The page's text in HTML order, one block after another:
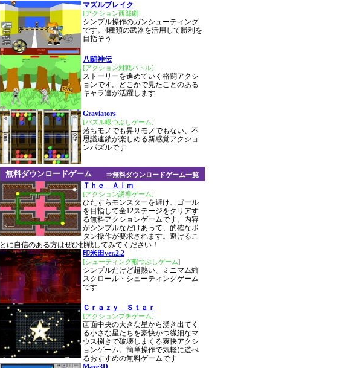
マズルブレイク
[アクション西部劇]
シンプル操作のガンシューティング
です。4種類の武器を活用して勝利を
目指そう
八闘神伝
[アクション対戦バトル]
ストーリーを進めていく格闘アクシ
ョンです。どこかで見たことのある
キャラ達が活躍します
Graviators
[パズル暇つぶしゲーム]
落ちモノでも昇りモノでもない、不
思議連鎖が楽しめる新感覚アクショ
ンパズルです
⇒無料ダウンロードゲーム一覧
無料ダウンロードゲーム
Ｔｈｅ Ａｉｍ
[アクション誘導ゲーム]
ひたすらモンスターを避け、ゴール
を目指して全12ステージをクリアす
る無料アクションゲームです。内容
がシンプルなだけあって、的確なボ
タン操作が要求されます。避けるこ
とに自信のある方はぜひ挑戦してみてください！
印米田ver.2.2
[シューティング暇つぶしゲーム]
シンプルだけど超熱い、ミニマム縦
スクロール・シューティングゲーム
です
Ｃｒａｚｙ Ｓｔａｒ
[アクションプチゲーム]
画面中央の大きな星から湧き出てく
る小さな星たちを豪快かつ繊細なマ
ウス捌きで破壊しまくる爽快アクシ
ョンゲーム。簡単操作で気軽に遊べ
るおすすめの無料ゲームです